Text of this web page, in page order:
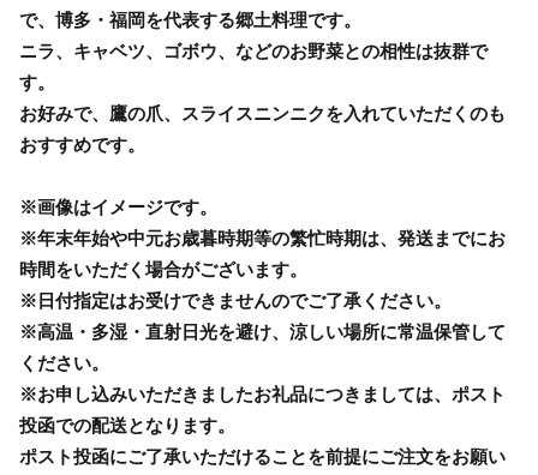
で、博多・福岡を代表する郷土料理です。
ニラ、キャベツ、ゴボウ、などのお野菜との相性は抜群で
す。
お好みで、鷹の爪、スライスニンニクを入れていただくのも
おすすめです。
※画像はイメージです。
※年末年始や中元お歳暮時期等の繁忙時期は、発送までにお
時間をいただく場合がございます。
※日付指定はお受けできませんのでご了承ください。
※高温・多湿・直射日光を避け、涼しい場所に常温保管して
ください。
※お申し込みいただきましたお礼品につきましては、ポスト
投函での配送となります。
ポスト投函にご了承いただけることを前提にご注文をお願い